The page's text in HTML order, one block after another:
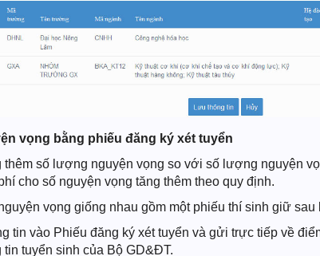
vọng bằng phiếu đăng ký xét tuyển
số lượng nguyện vọng so với số lượng nguyện
cho số nguyện vọng tăng thêm theo quy định.
vọng giống nhau gồm một phiếu thí sinh giữ
tin vào Phiếu đăng ký xét tuyển và gửi trực tiếp về
tuyển sinh của Bộ GD&ĐT.